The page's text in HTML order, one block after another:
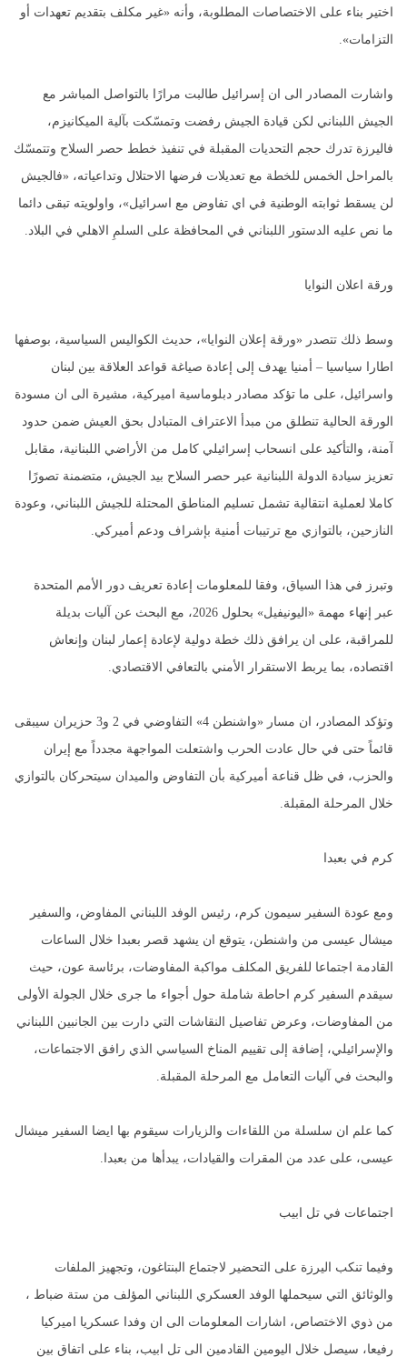
اختير بناء على الاختصاصات المطلوبة، وأنه «غير مكلف بتقديم تعهدات أو
التزامات».
واشارت المصادر الى ان إسرائيل طالبت مرارًا بالتواصل المباشر مع
الجيش اللبناني لكن قيادة الجيش رفضت وتمسّكت بآلية الميكانيزم،
فاليرزة تدرك حجم التحديات المقبلة في تنفيذ خطط حصر السلاح وتتمسّك
بالمراحل الخمس للخطة مع تعديلات فرضها الاحتلال وتداعياته، «فالجيش
لن يسقط ثوابته الوطنية في اي تفاوض مع اسرائيل»، واولويته تبقى دائما
ما نص عليه الدستور اللبناني في المحافظة على السلمِ الاهلي في البلاد.
ورقة اعلان النوايا
وسط ذلك تتصدر «ورقة إعلان النوايا»، حديث الكواليس السياسية، بوصفها
اطارا سياسيا – أمنيا يهدف إلى إعادة صياغة قواعد العلاقة بين لبنان
واسرائيل، على ما تؤكد مصادر دبلوماسية اميركية، مشيرة الى ان مسودة
الورقة الحالية تنطلق من مبدأ الاعتراف المتبادل بحق العيش ضمن حدود
آمنة، والتأكيد على انسحاب إسرائيلي كامل من الأراضي اللبنانية، مقابل
تعزيز سيادة الدولة اللبنانية عبر حصر السلاح بيد الجيش، متضمنة تصورًا
كاملا لعملية انتقالية تشمل تسليم المناطق المحتلة للجيش اللبناني، وعودة
النازحين، بالتوازي مع ترتيبات أمنية بإشراف ودعم أميركي.
وتبرز في هذا السياق، وفقا للمعلومات إعادة تعريف دور الأمم المتحدة
عبر إنهاء مهمة «اليونيفيل» بحلول 2026، مع البحث عن آليات بديلة
للمراقبة، على ان يرافق ذلك خطة دولية لإعادة إعمار لبنان وإنعاش
اقتصاده، بما يربط الاستقرار الأمني بالتعافي الاقتصادي.
وتؤكد المصادر، ان مسار «واشنطن 4» التفاوضي في 2 و3 حزيران سيبقى
قائماً حتى في حال عادت الحرب واشتعلت المواجهة مجدداً مع إيران
والحزب، في ظل قناعة أميركية بأن التفاوض والميدان سيتحركان بالتوازي
خلال المرحلة المقبلة.
كرم في بعبدا
ومع عودة السفير سيمون كرم، رئيس الوفد اللبناني المفاوض، والسفير
ميشال عيسى من واشنطن، يتوقع ان يشهد قصر بعبدا خلال الساعات
القادمة اجتماعا للفريق المكلف مواكبة المفاوضات، برئاسة عون، حيث
سيقدم السفير كرم احاطة شاملة حول أجواء ما جرى خلال الجولة الأولى
من المفاوضات، وعرض تفاصيل النقاشات التي دارت بين الجانبين اللبناني
والإسرائيلي، إضافة إلى تقييم المناخ السياسي الذي رافق الاجتماعات،
والبحث في آليات التعامل مع المرحلة المقبلة.
كما علم ان سلسلة من اللقاءات والزيارات سيقوم بها ايضا السفير ميشال
عيسى، على عدد من المقرات والقيادات، يبدأها من بعبدا.
اجتماعات في تل ابيب
وفيما تنكب اليرزة على التحضير لاجتماع البنتاغون، وتجهيز الملفات
والوثائق التي سيحملها الوفد العسكري اللبناني المؤلف من ستة ضباط ،
من ذوي الاختصاص، اشارات المعلومات الى ان وفدا عسكريا اميركيا
رفيعا، سيصل خلال اليومين القادمين الى تل ابيب، بناء على اتفاق بين